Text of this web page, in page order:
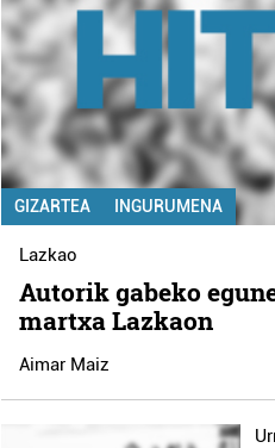
GIZARTEA INGURUMENA
Lazkao
Autorik gabeko
martxa Lazkaon
Aimar Maiz